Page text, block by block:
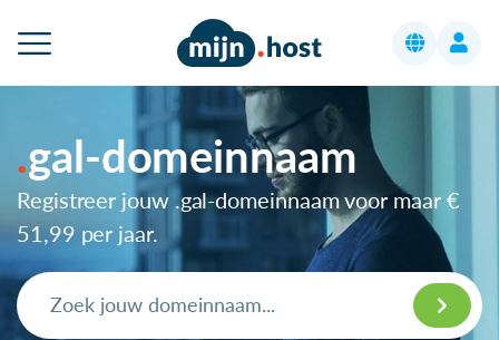
gal-domeinnaam
Registreer jouw .gal-domeinnaam voor maar €
51,99 per jaar.